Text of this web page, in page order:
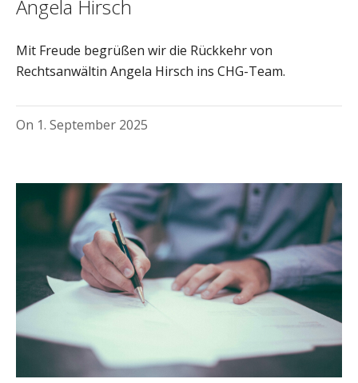
Angela Hirsch
Mit Freude begrüßen wir die Rückkehr von
Rechtsanwältin Angela Hirsch ins CHG-Team.
On 1. September 2025